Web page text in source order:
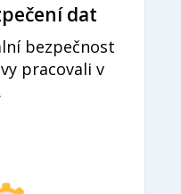
dat
bezpečnost
pracovali v